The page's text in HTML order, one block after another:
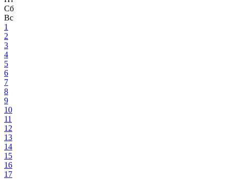
Сб
Вс
1
2
3
4
5
6
7
8
9
10
11
12
13
14
15
16
17